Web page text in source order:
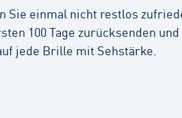
Sie einmal nicht restlos
100 Tage zurücksenden
jede Brille mit Sehstärke.